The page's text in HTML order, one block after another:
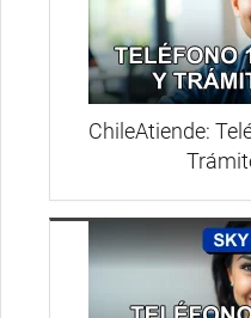
ChileAtiende: